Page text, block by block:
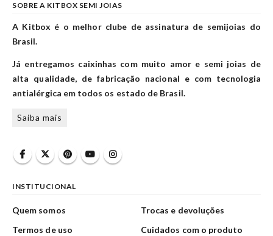
SOBRE A KITBOX SEMI JOIAS
A Kitbox é o melhor clube de assinatura de semijoias do
Brasil.
Já entregamos caixinhas com muito amor e semi joias de
alta qualidade, de fabricação nacional e com tecnologia
antialérgica em todos os estado de Brasil.
Saiba mais
INSTITUCIONAL
Quem somos
Termos de uso
Trocas e devoluções
Cuidados com o produto